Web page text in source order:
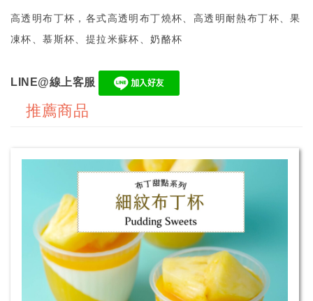
高透明布丁杯，各式高透明布丁燒杯、高透明耐熱布丁杯、果
凍杯、慕斯杯、提拉米蘇杯、奶酪杯
LINE@線上客服
推薦商品